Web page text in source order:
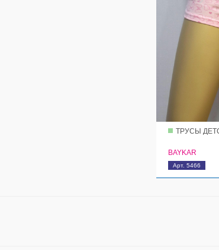
Арт. 5466
ТРУСЫ
BAYKAR